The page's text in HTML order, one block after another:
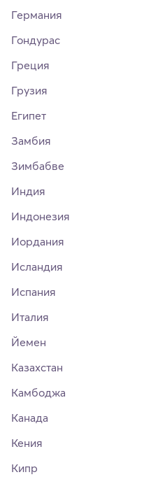
Германия
Гондурас
Греция
Грузия
Египет
Замбия
Зимбабве
Индия
Индонезия
Иордания
Исландия
Испания
Италия
Йемен
Казахстан
Камбоджа
Канада
Кения
Кипр